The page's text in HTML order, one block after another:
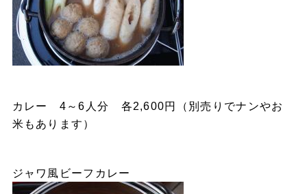
カレー 4～6人分 各2,600円（別売りでナンやお
米もあります）
ジャワ風ビーフカレー